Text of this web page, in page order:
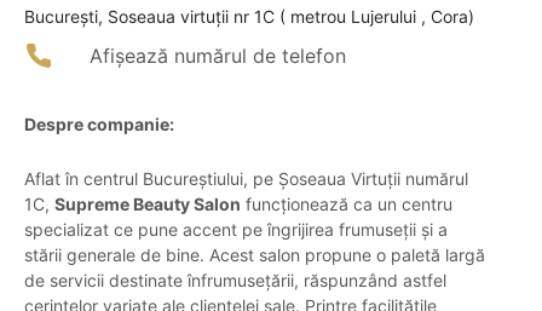
Bucureşti, Soseaua virtuții nr 1C ( metrou Lujerului , Cora)
Afișează numărul de telefon
Despre companie:
Aflat în centrul Bucureștiului, pe Șoseaua Virtuții numărul
1C, Supreme Beauty Salon funcționează ca un centru
specializat ce pune accent pe îngrijirea frumuseții și a
stării generale de bine. Acest salon propune o paletă largă
de servicii destinate înfrumusețării, răspunzând astfel
cerințelor variate ale clientelei sale. Printre facilitățile